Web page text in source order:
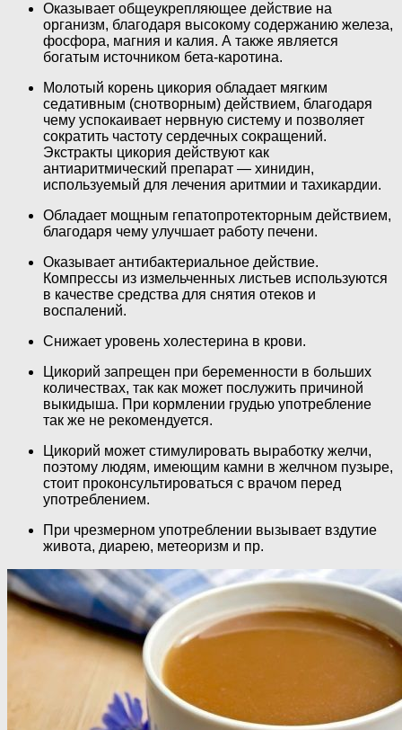
Оказывает общеукрепляющее действие на
организм, благодаря высокому содержанию железа,
фосфора, магния и калия. А также является
богатым источником бета-каротина.
Молотый корень цикория обладает мягким
седативным (снотворным) действием, благодаря
чему успокаивает нервную систему и позволяет
сократить частоту сердечных сокращений.
Экстракты цикория действуют как
антиаритмический препарат — хинидин,
используемый для лечения аритмии и тахикардии.
Обладает мощным гепатопротекторным действием,
благодаря чему улучшает работу печени.
Оказывает антибактериальное действие.
Компрессы из измельченных листьев используются
в качестве средства для снятия отеков и
воспалений.
Снижает уровень холестерина в крови.
Цикорий запрещен при беременности в больших
количествах, так как может послужить причиной
выкидыша. При кормлении грудью употребление
так же не рекомендуется.
Цикорий может стимулировать выработку желчи,
поэтому людям, имеющим камни в желчном пузыре,
стоит проконсультироваться с врачом перед
употреблением.
При чрезмерном употреблении вызывает вздутие
живота, диарею, метеоризм и пр.